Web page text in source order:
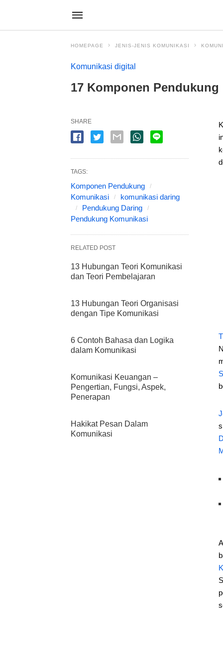
HOMEPAGE JENIS-JENIS KOMUNIKASI
Komunikasi digital
17 Komponen
SHARE
TAGS:
Komponen Pendukung
Komunikasi
komunikasi daring
Pendukung Daring
Pendukung Komunikasi
RELATED POST
13 Hubungan Teori Komunikasi
dan Teori Pembelajaran
13 Hubungan Teori Organisasi
dengan Tipe Komunikasi
6 Contoh Bahasa dan Logika
dalam Komunikasi
Komunikasi Keuangan –
Pengertian, Fungsi, Aspek,
Penerapan
Hakikat Pesan Dalam
Komunikasi